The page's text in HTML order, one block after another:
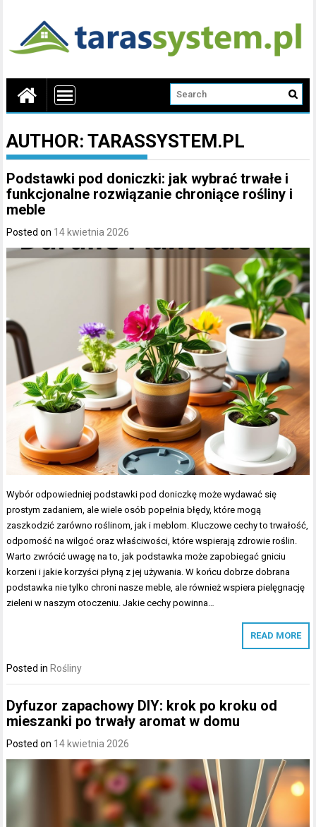
AUTHOR:TARASSYSTEM.PL
Podstawki pod doniczki: jak wybrać trwałe i
funkcjonalne rozwiązanie chroniące rośliny i
meble
Posted on 14 kwietnia 2026
Wybór odpowiedniej podstawki pod doniczkę może wydawać się
prostym zadaniem, ale wiele osób popełnia błędy, które mogą
zaszkodzić zarówno roślinom, jak i meblom. Kluczowe cechy to trwałość,
odporność na wilgoć oraz właściwości, które wspierają zdrowie roślin.
Warto zwrócić uwagę na to, jak podstawka może zapobiegać gniciu
korzeni i jakie korzyści płyną z jej używania. W końcu dobrze dobrana
podstawka nie tylko chroni nasze meble, ale również wspiera pielęgnację
zieleni w naszym otoczeniu. Jakie cechy powinna…
READ MORE
Posted in Rośliny
Dyfuzor zapachowy DIY: krok po kroku od
mieszanki po trwały aromat w domu
Posted on 14 kwietnia 2026